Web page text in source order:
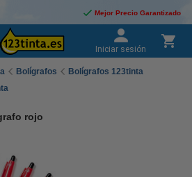
Mejor Precio Garantizado
Iniciar sesión
Bolígrafos
Bolígrafos 123tinta
rojo